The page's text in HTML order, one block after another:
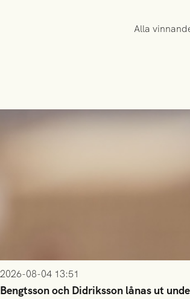
Alla
2026-08-04 13:51
Bengtsson och Didriksson lånas ut